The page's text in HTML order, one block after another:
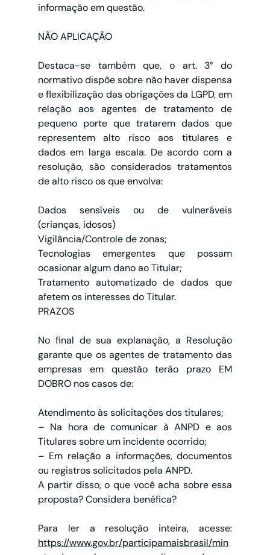
informação em questão.
NÃO APLICAÇÃO
Destaca-se também que, o art. 3° do
normativo dispõe sobre não haver dispensa
e flexibilização das obrigações da LGPD, em
relação aos agentes de tratamento de
pequeno porte que tratarem dados que
representem alto risco aos titulares e
dados em larga escala. De acordo com a
resolução, são considerados tratamentos
de alto risco os que envolva:
Dados sensíveis ou de vulneráveis
(crianças, idosos)
Vigilância/Controle de zonas;
Tecnologias emergentes que possam
ocasionar algum dano ao Titular;
Tratamento automatizado de dados que
afetem os interesses do Titular.
PRAZOS
No final de sua explanação, a Resolução
garante que os agentes de tratamento das
empresas em questão terão prazo EM
DOBRO nos casos de:
Atendimento às solicitações dos titulares;
– Na hora de comunicar à ANPD e aos
Titulares sobre um incidente ocorrido;
– Em relação a informações, documentos
ou registros solicitados pela ANPD.
A partir disso, o que você acha sobre essa
proposta? Considera benéfica?
https://www.gov.br/participamaisbrasil/min